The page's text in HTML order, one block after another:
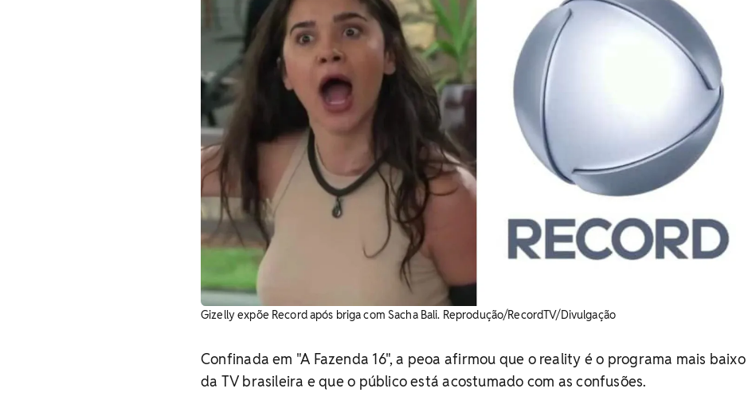
Gizelly expõe Record após briga com Sacha Bali. Reprodução/RecordTV/Divulgação
Confinada em "A Fazenda 16", a peoa afirmou que o reality é o programa mais baixo
da TV brasileira e que o público está acostumado com as confusões.